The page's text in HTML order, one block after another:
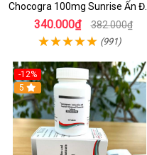
Chocogra 100mg Sunrise Ấn Độ
Chính Hãng
340.000₫ 382.000₫
(991)
-12%
5